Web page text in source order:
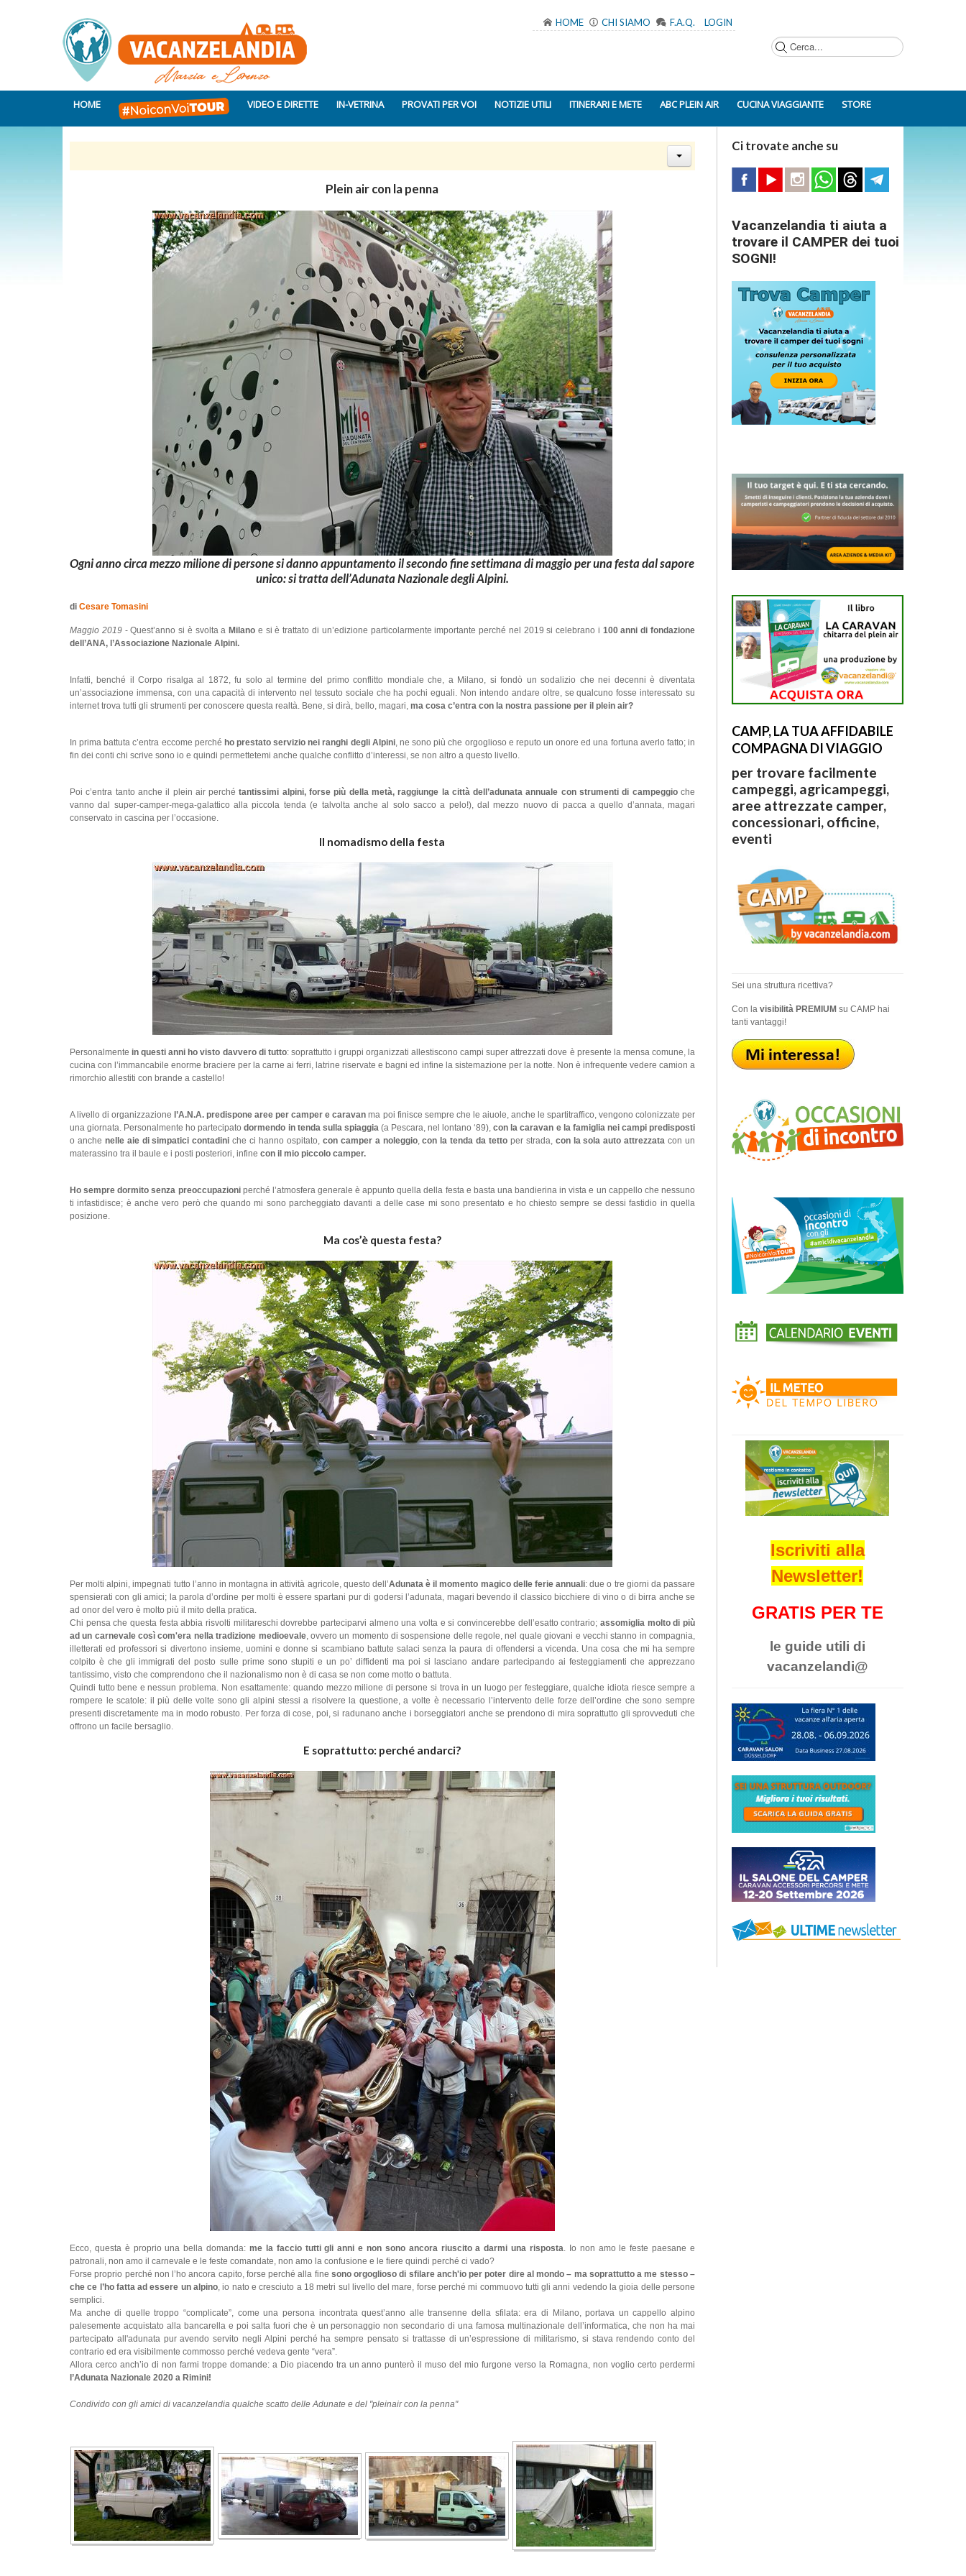
HOME CHI SIAMO F.A.Q. LOGIN
HOME VIDEO E DIRETTE IN-VETRINA PROVATI PER VOI NOTIZIE UTILI ITINERARI E METE ABC PLEIN AIR CUCINA VIAGGIANTE STORE
Plein air con la penna
Ogni anno circa mezzo milione di persone si danno appuntamento il secondo fine settimana di maggio per una festa dal sapore
unico: si tratta dell’Adunata Nazionale degli Alpini.
di Cesare Tomasini
Maggio 2019- Quest’anno si è svolta a Milano e si è trattato di un’edizione particolarmente importante perché nel 2019 si celebrano i 100 anni di fondazione
dell’ANA, l’Associazione Nazionale Alpini.
Infatti, benché il Corpo risalga al 1872, fu solo al termine del primo conflitto mondiale che, a Milano, si fondò un sodalizio che nei decenni è diventata
un’associazione immensa, con una capacità di intervento nel tessuto sociale che ha pochi eguali. Non intendo andare oltre, se qualcuno fosse interessato su
internet trova tutti gli strumenti per conoscere questa realtà. Bene, si dirà, bello, magari, ma cosa c’entra con la nostra passione per il plein air?
In prima battuta c’entra eccome perché ho prestato servizio nei ranghi degli Alpini, ne sono più che orgoglioso e reputo un onore ed una fortuna averlo fatto; in
fin dei conti chi scrive sono io e quindi permettetemi anche qualche conflitto d’interessi, se non altro a questo livello.
Poi c’entra tanto anche il plein air perchétantissimi alpini, forse più della metà, raggiunge la città dell’adunata annuale con strumenti di campeggioche
vanno dal super-camper-mega-galattico alla piccola tenda (e talvolta anche al solo sacco a pelo!), dal mezzo nuovo di pacca a quello d’annata, magari
conservato in cascina per l’occasione.
Il nomadismo della festa
Personalmente in questi anni ho visto davvero di tutto: soprattutto i gruppi organizzati allestiscono campi super attrezzati dove è presente la mensa comune, la
cucina con l’immancabile enorme braciere per la carne ai ferri, latrine riservate e bagni ed infine la sistemazione per la notte. Non è infrequente vedere camion a
rimorchio allestiti con brande a castello!
A livello di organizzazione l’A.N.A. predispone aree per camper e caravan ma poi finisce sempre che le aiuole, anche le spartitraffico, vengono colonizzate per
una giornata. Personalmente ho partecipato dormendo in tenda sulla spiaggia(a Pescara, nel lontano ‘89), con la caravan e la famiglia nei campi predisposti
o anche nelle aie di simpatici contadini che ci hanno ospitato, con camper a noleggio,con la tenda da tetto per strada,con la sola auto attrezzata con un
materassino tra il baule e i posti posteriori, infine con il mio piccolo camper.
Ho sempre dormito senza preoccupazioniperché l’atmosfera generale è appunto quella della festa e basta una bandierina in vista e un cappello che nessuno
ti infastidisce; è anche vero però che quando mi sono parcheggiato davanti a delle case mi sono presentato e ho chiesto sempre se dessi fastidio in quella
posizione.
Ma cos’è questa festa?
Per molti alpini, impegnati tutto l’anno in montagna in attività agricole, questo dell’Adunata è il momento magico delle ferie annuali: due o tre giorni da passare
spensierati con gli amici; la parola d’ordine per molti è essere spartani pur di godersi l’adunata, magari bevendo il classico bicchiere di vino o di birra anche se
ad onor del vero è molto più il mito della pratica.
Chi pensa che questa festa abbia risvolti militareschi dovrebbe parteciparvi almeno una volta e si convincerebbe dell’esatto contrario; assomiglia molto di più
ad un carnevale così com'era nella tradizione medioevale, ovvero un momento di sospensione delle regole, nel quale giovani e vecchi stanno in compagnia,
illetterati ed professori si divertono insieme, uomini e donne si scambiano battute salaci senza la paura di offendersi a vicenda. Una cosa che mi ha sempre
colpito è che gli immigrati del posto sulle prime sono stupiti e un po’ diffidenti ma poi si lasciano andare partecipando ai festeggiamenti che apprezzano
tantissimo, visto che comprendono che il nazionalismo non è di casa se non come motto o battuta.
Quindi tutto bene e nessun problema. Non esattamente: quando mezzo milione di persone si trova in un luogo per festeggiare, qualche idiota riesce sempre a
rompere le scatole: il più delle volte sono gli alpini stessi a risolvere la questione, a volte è necessario l’intervento delle forze dell’ordine che sono sempre
presenti discretamente ma in modo robusto. Per forza di cose, poi, si radunano anche i borseggiatori anche se prendono di mira soprattutto gli sprovveduti che
offrono un facile bersaglio.
E soprattutto: perché andarci?
Ecco, questa è proprio una bella domanda: me la faccio tutti gli anni e non sono ancora riuscito a darmi una risposta. Io non amo le feste paesane e
patronali, non amo il carnevale e le feste comandate, non amo la confusione e le fiere quindi perché ci vado?
Forse proprio perché non l’ho ancora capito, forse perché alla fine sono orgoglioso di sfilare anch'io per poter dire al mondo – ma soprattutto a me stesso –
che ce l’ho fatta ad essere un alpino, io nato e cresciuto a 18 metri sul livello del mare, forse perché mi commuovo tutti gli anni vedendo la gioia delle persone
semplici.
Ma anche di quelle troppo “complicate”, come una persona incontrata quest’anno alle transenne della sfilata: era di Milano, portava un cappello alpino
palesemente acquistato alla bancarella e poi salta fuori che è un personaggio non secondario di una famosa multinazionale dell’informatica, che non ha mai
partecipato all'adunata pur avendo servito negli Alpini perché ha sempre pensato si trattasse di un’espressione di militarismo, si stava rendendo conto del
contrario ed era visibilmente commosso perché vedeva gente “vera”.
Allora cerco anch’io di non farmi troppe domande: a Dio piacendo tra un anno punterò il muso del mio furgone verso la Romagna, non voglio certo perdermi
l’Adunata Nazionale 2020 a Rimini!
Condivido con gli amici di vacanzelandia qualche scatto delle Adunate e del "pleinair con la penna"
Ci trovate anche su
Vacanzelandia ti aiuta a
trovare il CAMPER dei tuoi
SOGNI!
CAMP, LA TUA AFFIDABILE
COMPAGNA DI VIAGGIO
per trovare facilmente
campeggi, agricampeggi,
aree attrezzate camper,
concessionari, officine,
eventi
Sei una struttura ricettiva?
Con la visibilità PREMIUMsu CAMP hai
tanti vantaggi!
Iscriviti alla
Newsletter!
GRATIS PER TE
le guide utili di
vacanzelandi@